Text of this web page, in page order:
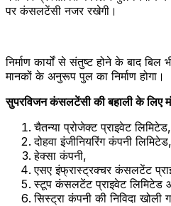
पर कंसलटेंसी नजर रखेगी।
निर्माण कार्यों से संतुष्ट होने के बाद
मानकों के अनुरूप पुल का निर्माण होगा।
सुपरविजन कंसलटेंसी की बहाली के लिए
चैतन्या प्रोजेक्ट प्राइवेट लिमिटेड,
दोहवा इंजीनियरिंग कंपनी लिमिटेड,
हेक्सा कंपनी,
एसए इंफ्रास्ट्रक्चर कंसलटेंट
स्टूप कंसलटेंट प्राइवेट लिमिटेड
सिस्ट्रा कंपनी की निविदा खोली